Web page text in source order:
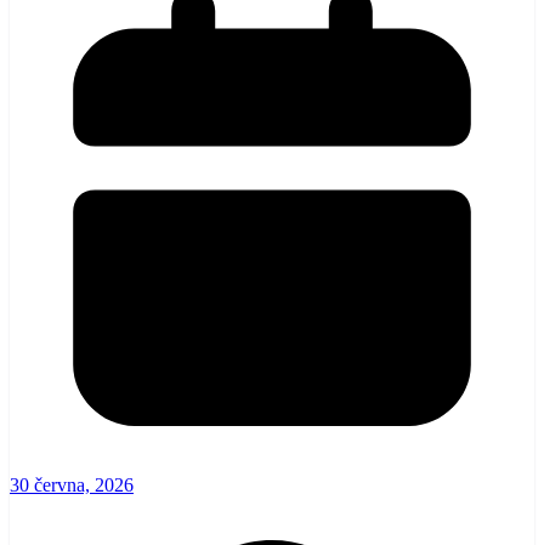
30 června, 2026